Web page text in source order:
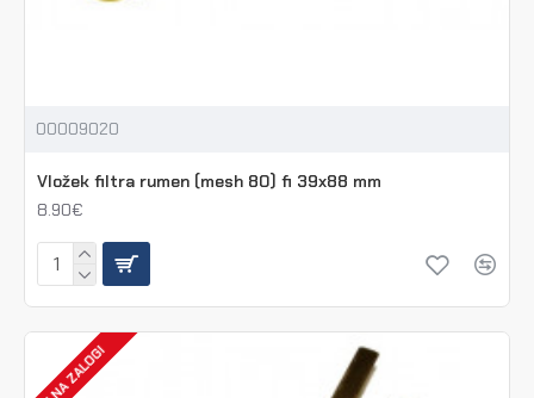
00009020
Vložek filtra rumen (mesh 80) fi 39x88 mm
8.90€
NI NA ZALOGI